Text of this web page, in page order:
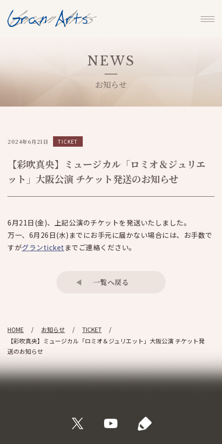
NEWS
お知らせ
2024年6月21日 TICKET
【彩吹真央】ミュージカル「ロミオ＆ジュリエ
ット」大阪公演 チケット発送のお知らせ
6月21日(金)、上記公演のチケットを発送いたしました。
万一、6月26日(水)までにお手元に届かない場合には、お手数で
すがグランticket までご連絡ください。
一覧へ戻る
HOME お知らせ
TICKET
【彩吹真央】ミュージカル「ロミオ＆ジュリエット」大阪公演 チケット発
送のお知らせ